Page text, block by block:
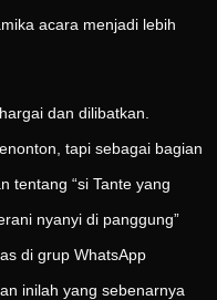
acara menjadi lebih
dan dilibatkan.
tapi sebagai bagian
tentang “si Tante yang
nyanyi di panggung”
di grup WhatsApp
inilah yang sebenarnya